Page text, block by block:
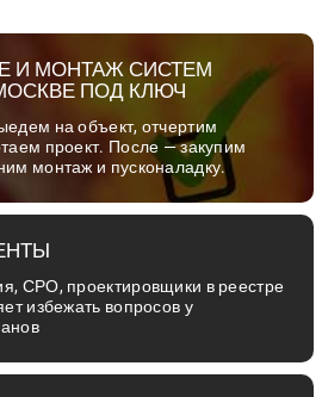
И МОНТАЖ СИСТЕМ
ПОД КЛЮЧ
на объект, отчертим
проект. После — закупим
монтаж и пусконаладку.
СРО, проектировщики в реестре
избежать вопросов у